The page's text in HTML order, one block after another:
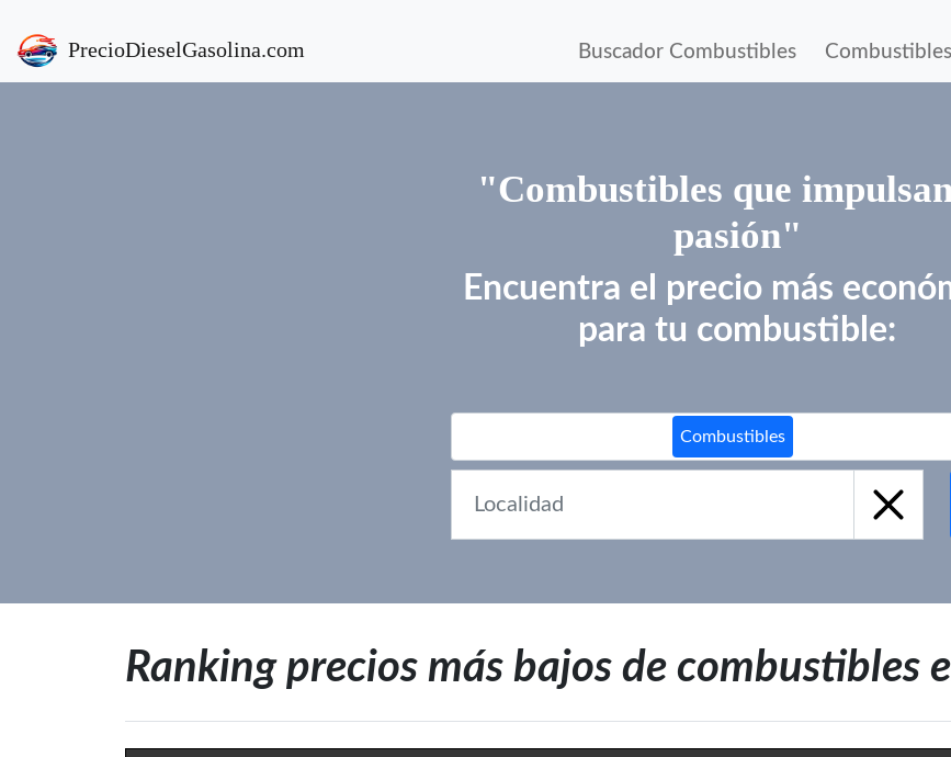
PrecioDieselGasolina.com Buscador Combustibles Combustibles
"Combustibles que
pasión"
Encuentra el precio más
para tu combustible:
Combustibles
Ranking precios más bajos de combustibles